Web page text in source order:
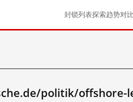
封锁列表探索趋势对比
politik/offshore-